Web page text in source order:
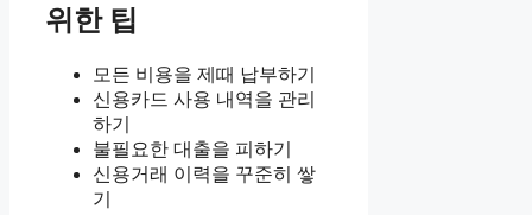
위한 팁
모든 비용을 제때 납부하기
신용카드 사용 내역을 관리
하기
불필요한 대출을 피하기
신용거래 이력을 꾸준히 쌓
기